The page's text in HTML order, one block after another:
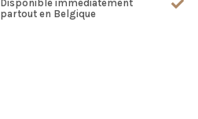
Disponible immédiatement
partout en Belgique